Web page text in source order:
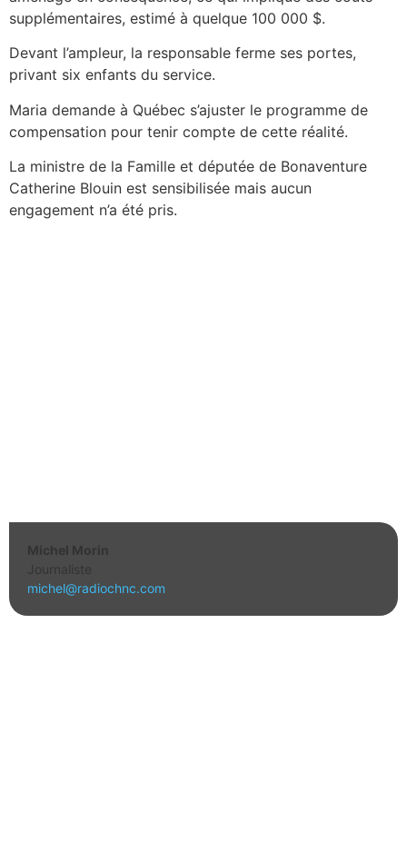
Michel Morin
Journaliste
michel@radiochnc.com
supplémentaires, estimé à quelque 100 000 $.
Devant l’ampleur, la responsable ferme ses portes,
privant six enfants du service.
Maria demande à Québec s’ajuster le programme de
compensation pour tenir compte de cette réalité.
La ministre de la Famille et députée de Bonaventure
Catherine Blouin est sensibilisée mais aucun
engagement n’a été pris.